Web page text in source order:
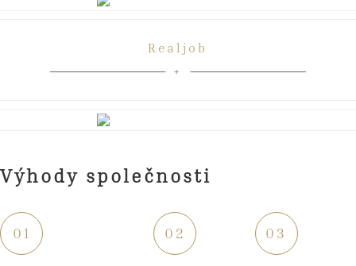
Realjob
Výhody společnosti
01 02 03